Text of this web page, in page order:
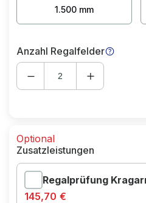
1.500 mm
Anzahl Regalfelder
Optional
Zusatzleistungen
Regalprüfung
145,70 €